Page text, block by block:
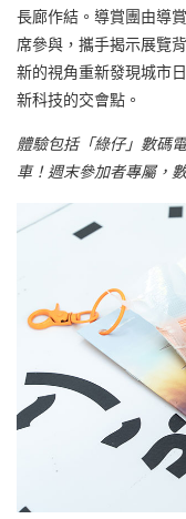
長廊作結。導賞團由導
席參與，攜手揭示展覽
新的視角重新發現城市
新科技的交會點。
體驗包括「綠仔」數碼
車！週末參加者專屬，